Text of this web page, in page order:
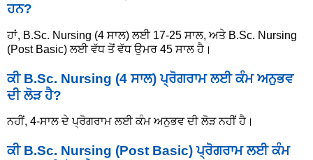
ਹਨ?
ਹਾਂ, B.Sc. Nursing (4 ਸਾਲ) ਲਈ 17-25 ਸਾਲ, ਅਤੇ B.Sc. Nursing
(Post Basic) ਲਈ ਵੱਧ ਤੋਂ ਵੱਧ ਉਮਰ 45 ਸਾਲ ਹੈ।
ਕੀ B.Sc. Nursing (4 ਸਾਲ) ਪ੍ਰੋਗਰਾਮ ਲਈ ਕੰਮ ਅਨੁਭਵ
ਦੀ ਲੋੜ ਹੈ?
ਨਹੀਂ, 4-ਸਾਲ ਦੇ ਪ੍ਰੋਗਰਾਮ ਲਈ ਕੰਮ ਅਨੁਭਵ ਦੀ ਲੋੜ ਨਹੀਂ ਹੈ।
ਕੀ B.Sc. Nursing (Post Basic) ਪ੍ਰੋਗਰਾਮ ਲਈ ਕੰਮ